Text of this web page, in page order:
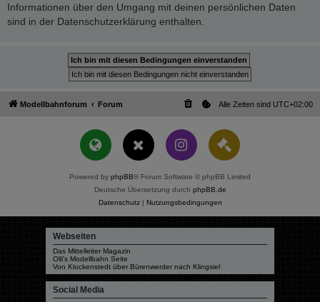
Informationen über den Umgang mit deinen persönlichen Daten
sind in der Datenschutzerklärung enthalten.
Modellbahnforum Forum Alle Zeiten sind UTC+02:00
Powered by phpBB® Forum Software © phpBB Limited
Deutsche Übersetzung durch phpBB.de
Datenschutz| Nutzungsbedingungen
Webseiten
Das Mittelleiter Magazin
Olli's Modellbahn Seite
Von Klockenstedt über Bürenwerder nach Klingsiel
Social Media